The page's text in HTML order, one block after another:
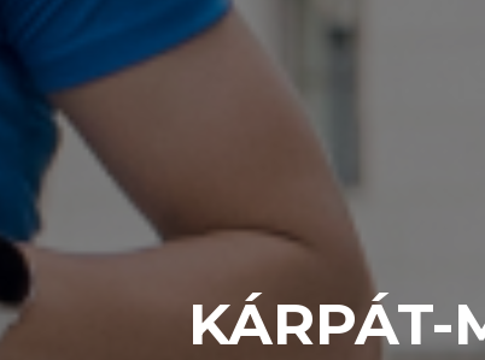
KÁRPÁT-